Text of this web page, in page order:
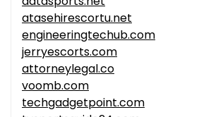
atasehirescortu.net
engineeringtechub.com
jerryescorts.com
attorneylegal.co
voomb.com
techgadgetpoint.com